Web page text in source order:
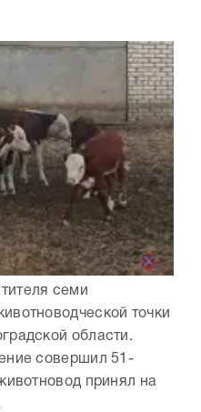
семи
точки
области.
совершил 51-
принял на